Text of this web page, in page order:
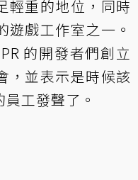
輕重的地位，同時
遊戲工作室之一。
的開發者們創立
，並表示是時候該
工發聲了。